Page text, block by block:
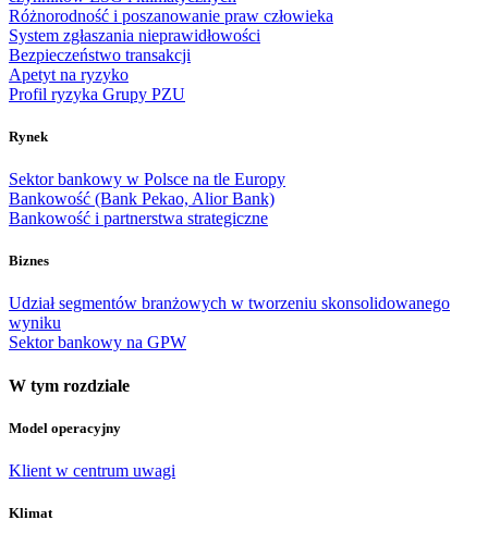
Różnorodność i poszanowanie praw człowieka
System zgłaszania nieprawidłowości
Bezpieczeństwo transakcji
Apetyt na ryzyko
Profil ryzyka Grupy PZU
Rynek
Sektor bankowy w Polsce na tle Europy
Bankowość (Bank Pekao, Alior Bank)
Bankowość i partnerstwa strategiczne
Biznes
Udział segmentów branżowych w tworzeniu skonsolidowanego
wyniku
Sektor bankowy na GPW
W tym rozdziale
Model operacyjny
Klient w centrum uwagi
Klimat